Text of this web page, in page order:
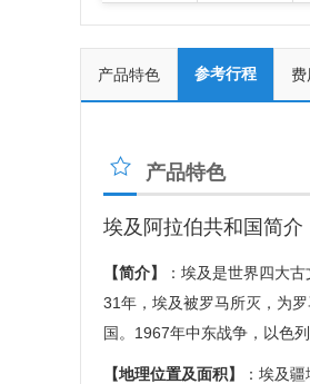
产品特色 参考行程 费
产品特色
埃及阿拉伯共和国简介
【简介】
：埃及是世界四大
31年，埃及被罗马所灭，为
国。1967年中东战争，以色
【地理位置及面积】
：埃及